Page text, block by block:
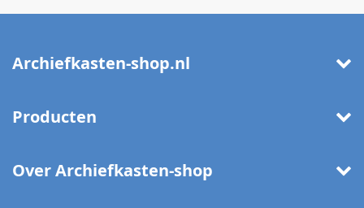
Archiefkasten-shop.nl
Producten
Over Archiefkasten-shop